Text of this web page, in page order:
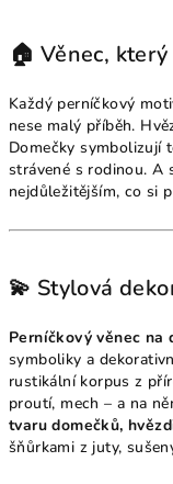
🏠 Věnec,
Každý perníčkový
nese malý příběh.
Domečky symbolizují
strávené s rodinou. A
nejdůležitějším, co si
💫 Stylová
Perníčkový věnec na
symboliky a
rustikální korpus z
proutí, mech – a na
tvaru domečků,
šňůrkami z juty,